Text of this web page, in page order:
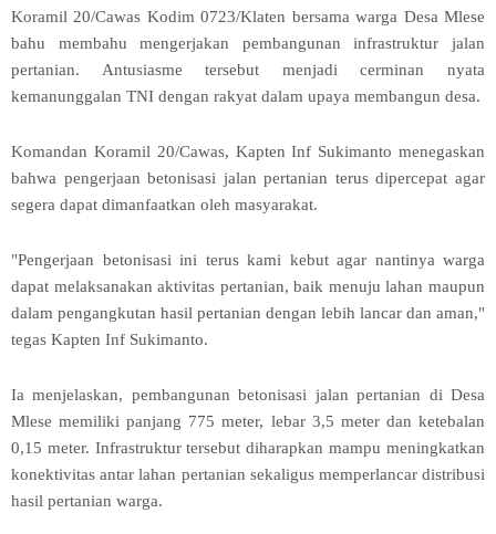
Koramil 20/Cawas Kodim 0723/Klaten bersama warga Desa Mlese
bahu membahu mengerjakan pembangunan infrastruktur jalan
pertanian. Antusiasme tersebut menjadi cerminan nyata
kemanunggalan TNI dengan rakyat dalam upaya membangun desa.
Komandan Koramil 20/Cawas, Kapten Inf Sukimanto menegaskan
bahwa pengerjaan betonisasi jalan pertanian terus dipercepat agar
segera dapat dimanfaatkan oleh masyarakat.
"Pengerjaan betonisasi ini terus kami kebut agar nantinya warga
dapat melaksanakan aktivitas pertanian, baik menuju lahan maupun
dalam pengangkutan hasil pertanian dengan lebih lancar dan aman,"
tegas Kapten Inf Sukimanto.
Ia menjelaskan, pembangunan betonisasi jalan pertanian di Desa
Mlese memiliki panjang 775 meter, lebar 3,5 meter dan ketebalan
0,15 meter. Infrastruktur tersebut diharapkan mampu meningkatkan
konektivitas antar lahan pertanian sekaligus memperlancar distribusi
hasil pertanian warga.